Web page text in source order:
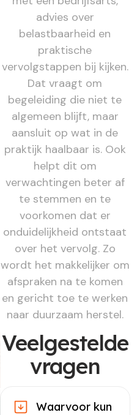
advies over
belastbaarheid en
praktische
vervolgstappen bij kijken.
Dat vraagt om
begeleiding die niet te
algemeen blijft, maar
aansluit op wat in de
praktijk haalbaar is. Ook
helpt dit om
verwachtingen beter af
te stemmen en te
voorkomen dat er
onduidelijkheid ontstaat
over het vervolg. Zo
wordt het makkelijker om
afspraken na te komen
en gericht toe te werken
naar duurzaam herstel.
Veelgestelde
vragen
Waarvoor kun